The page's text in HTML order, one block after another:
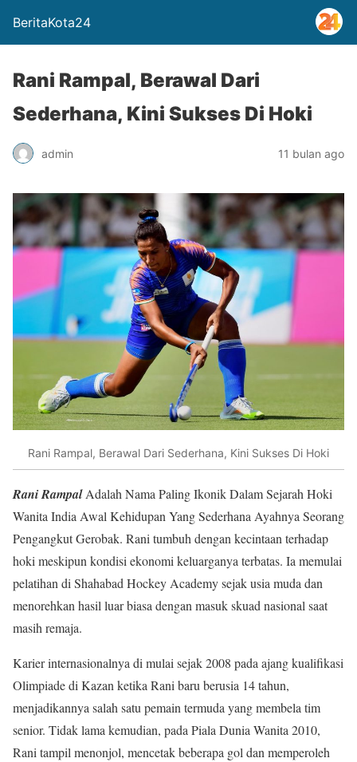
BeritaKota24
Rani Rampal, Berawal Dari
Sederhana, Kini Sukses Di Hoki
admin 11 bulan ago
Rani Rampal, Berawal Dari Sederhana, Kini Sukses Di Hoki
Rani RampalAdalah Nama Paling Ikonik Dalam Sejarah Hoki
Wanita India Awal Kehidupan Yang Sederhana Ayahnya Seorang
Pengangkut Gerobak. Rani tumbuh dengan kecintaan terhadap
hoki meskipun kondisi ekonomi keluarganya terbatas. Ia memulai
pelatihan di Shahabad Hockey Academy sejak usia muda dan
menorehkan hasil luar biasa dengan masuk skuad nasional saat
masih remaja.
Karier internasionalnya di mulai sejak 2008 pada ajang kualifikasi
Olimpiade di Kazan ketika Rani baru berusia 14 tahun,
menjadikannya salah satu pemain termuda yang membela tim
senior. Tidak lama kemudian, pada Piala Dunia Wanita 2010,
Rani tampil menonjol, mencetak beberapa gol dan memperoleh